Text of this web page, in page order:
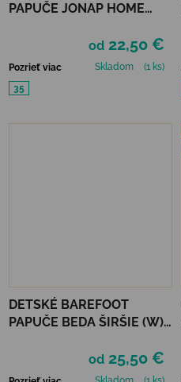
PAPUČE JONAP HOME
od 22,50 €
Pozrieť viac Skladom
(1 ks)
35
DETSKÉ BAREFOOT
PAPUČE BEDA ŠIRŠIE (W)
od 25,50 €